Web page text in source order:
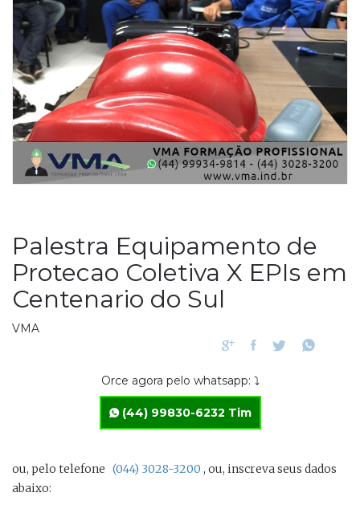
Palestra Equipamento de
Protecao Coletiva X EPIs em
Centenario do Sul
VMA
Orce agora pelo whatsapp: ⤵
(44) 99830-6232 Tim
ou, pelo telefone (044) 3028-3200 , ou, inscreva seus dados
abaixo: